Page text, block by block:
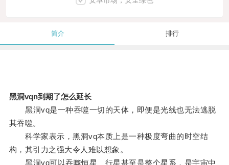
简介 排行
黑洞vqn到期了怎么延长
黑洞vq是一种吞噬一切的天体，即便是光线也无法逃脱
其吞噬。
科学家表示，黑洞vq本质上是一种极度弯曲的时空结
构，其引力之强大令人难以想象。
黑洞vq可以吞噬恒星、行星甚至是整个星系，是宇宙中